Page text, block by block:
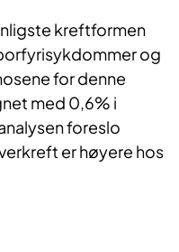
kreftformen
og
for denne
med 0,6% i
foreslo
er høyere hos